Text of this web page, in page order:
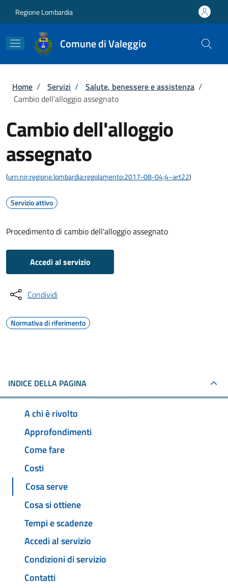
Regione Lombardia
Comune di Valeggio
Briciole di pane
Home / Servizi / Salute, benessere e assistenza /
Cambio dell'alloggio assegnato
Cambio dell'alloggio
assegnato
(urn:nir:regione.lombardia:regolamento:2017-08-04;4~art22)
Servizio attivo
Procedimento di cambio dell'alloggio assegnato
Accedi al servizio
Condividi
Normativa di riferimento
INDICE DELLA PAGINA
A chi è rivolto
Approfondimenti
Come fare
Costi
Cosa serve
Cosa si ottiene
Tempi e scadenze
Accedi al servizio
Condizioni di servizio
Contatti